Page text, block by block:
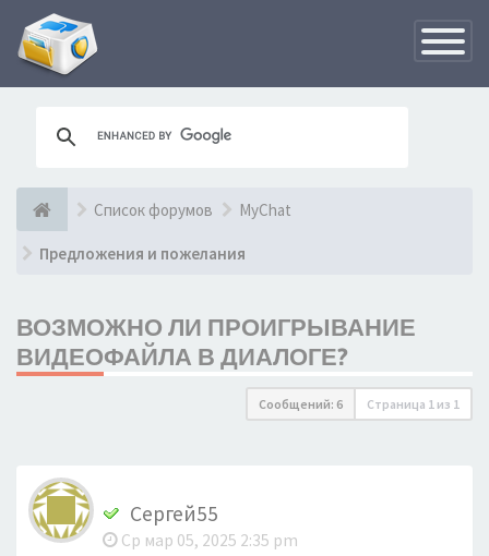
Список форумов MyChat
Предложения и пожелания
ВОЗМОЖНО ЛИ ПРОИГРЫВАНИЕ
ВИДЕОФАЙЛА В ДИАЛОГЕ?
Сообщений: 6 Страница 1 из 1
Сергей55
Ср мар 05, 2025 2:35 pm